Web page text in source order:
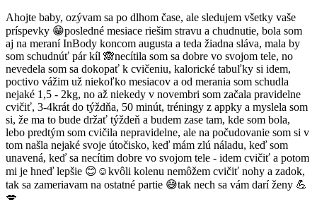
Ahojte baby, ozývam sa po dlhom čase, ale sledujem všetky vaše
príspevky 😁posledné mesiace riešim stravu a chudnutie, bola som
aj na meraní InBody koncom augusta a teda žiadna sláva, mala by
som schudnúť pár kíl 🙈necítila som sa dobre vo svojom tele, no
nevedela som sa dokopať k cvičeniu, kalorické tabuľky si idem,
poctivo vážim už niekoľko mesiacov a od merania som schudla
nejaké 1,5 - 2kg, no až niekedy v novembri som začala pravidelne
cvičiť, 3-4krát do týždňa, 50 minút, tréningy z appky a myslela som
si, že ma to bude držať týždeň a budem zase tam, kde som bola,
lebo predtým som cvičila nepravidelne, ale na počudovanie som si v
tom našla nejaké svoje útočisko, keď mám zlú náladu, keď som
unavená, keď sa necítim dobre vo svojom tele - idem cvičiť a potom
mi je hneď lepšie 😊☺️kvôli kolenu nemôžem cvičiť nohy a zadok,
tak sa zameriavam na ostatné partie 😅tak nech sa vám darí ženy 💪
💋